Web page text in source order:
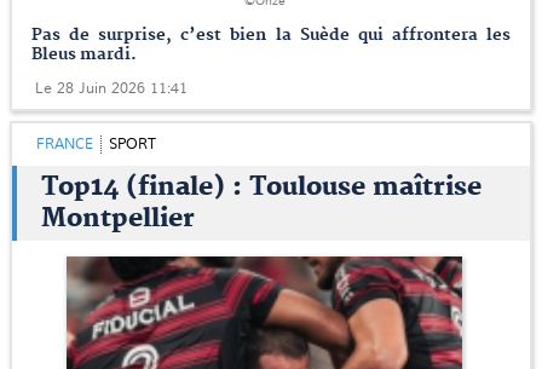
Pas de surprise, c’est bien la Suède qui affrontera les
Bleus mardi.
Le 28 Juin 2026 11:41
FRANCE SPORT
Top14 (finale) : Toulouse maîtrise
Montpellier